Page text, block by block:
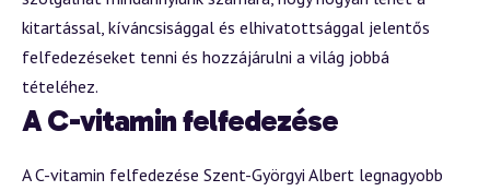
kitartással, kíváncsisággal és elhivatottsággal jelentős
felfedezéseket tenni és hozzájárulni a világ jobbá
tételéhez.
A C-vitamin felfedezése
A C-vitamin felfedezése Szent-Györgyi Albert legnagyobb